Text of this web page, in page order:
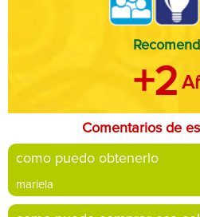
+2
Comentarios de
como puedo obtenerlo
mariela